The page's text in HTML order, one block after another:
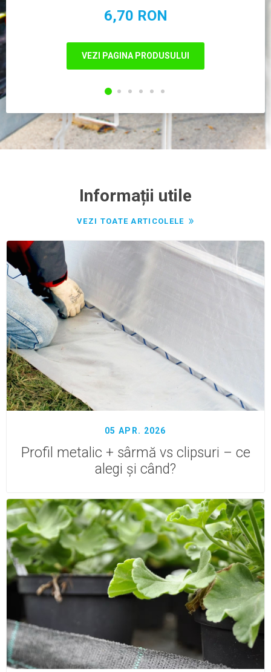
6,70 RON
VEZI PAGINA PRODUSULUI
Informații utile
VEZI TOATE ARTICOLELE
05 APR. 2026
Profil metalic + sârmă vs clipsuri – ce
alegi și când?